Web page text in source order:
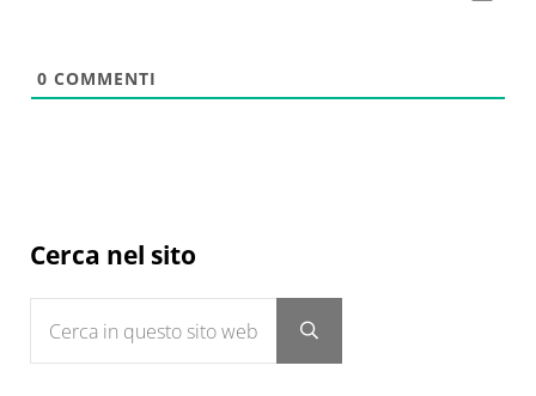
0 COMMENTI
Sidebar
Cerca nel sito
Submit search